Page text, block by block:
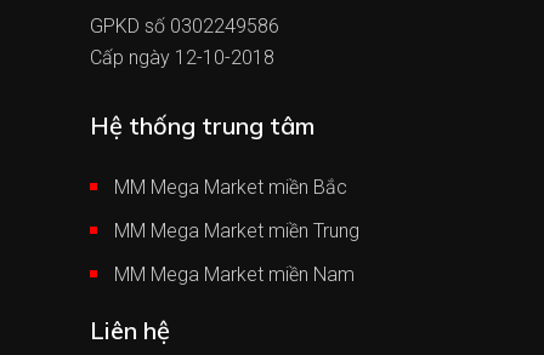
GPKD số 0302249586
Cấp ngày 12-10-2018
Hệ thống trung tâm
MM Mega Market miền Bắc
MM Mega Market miền Trung
MM Mega Market miền Nam
Liên hệ